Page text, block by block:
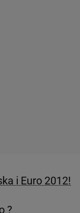
i Euro 2012!
?